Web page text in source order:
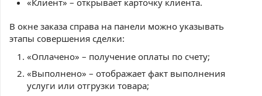
«Клиент» – открывает карточку клиента.
В окне заказа справа на панели можно указывать
этапы совершения сделки:
«Оплачено» – получение оплаты по счету;
«Выполнено» – отображает факт выполнения
услуги или отгрузки товара;